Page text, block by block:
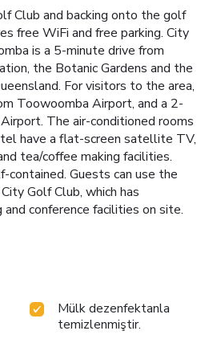
Club and backing onto the golf
free WiFi and free parking. City
is a 5-minute drive from
the Botanic Gardens and the
For visitors to the area,
Toowoomba Airport, and a 2-
The air-conditioned rooms
have a flat-screen satellite TV,
tea/coffee making facilities.
Guests can use the
Golf Club, which has
conference facilities on site.
Mülk dezenfektanla
temizlenmiştir.